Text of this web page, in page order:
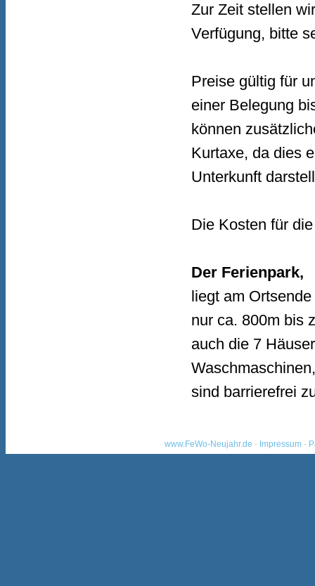
Zur Zeit stellen
Verfügung, bitte
Preise gültig für
einer Belegung
können
Kurtaxe, da dies
Unterkunft
Die Kosten für
Der Ferienpark,
liegt am
nur ca. 800m bis
auch die 7
sind barrierefrei
www.FeWo-Neujahr.de · Impressum ·